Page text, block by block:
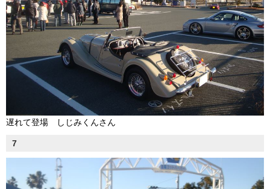
遅れて登場 しじみくんさん
7